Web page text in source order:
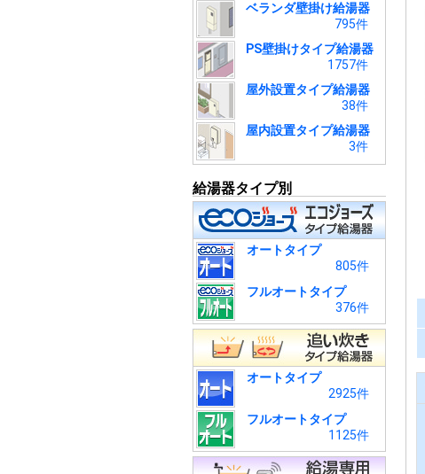
ベランダ壁掛け給湯器
795件
PS壁掛けタイプ給湯器
1757件
屋外設置タイプ給湯器
38件
屋内設置タイプ給湯器
3件
給湯器タイプ別
オートタイプ
805件
フルオートタイプ
376件
オートタイプ
2925件
フルオートタイプ
1125件